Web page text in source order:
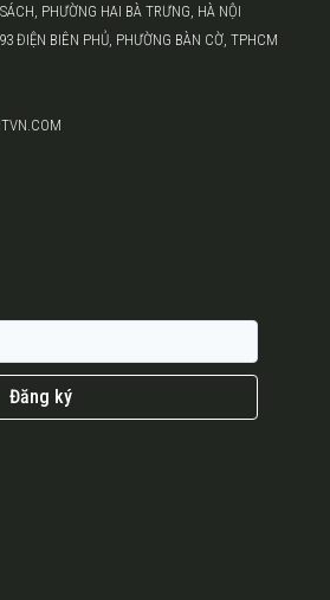
PHƯỜNG HAI BÀ TRƯNG, HÀ NỘI
ĐIỆN BIÊN PHỦ, PHƯỜNG BÀN CỜ, TPHCM
Đăng ký